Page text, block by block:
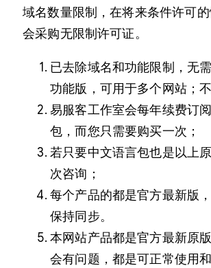
域名数量限制，在将来条件许可
会采购无限制许可证。
已去除域名和功能限制，无
功能版，可用于多个网站；不
易服客工作室会每年续费订
包，而您只需要购买一次；
若只要中文语言包也是以上
次咨询；
每个产品的都是官方最新版
保持同步。
本网站产品都是官方最新原
会有问题，都是可正常使用和